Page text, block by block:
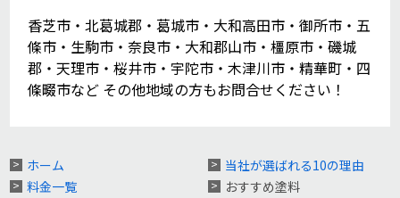
香芝市・北葛城郡・葛城市・大和高田市・御所市・五
條市・生駒市・奈良市・大和郡山市・橿原市・磯城
郡・天理市・桜井市・宇陀市・木津川市・精華町・四
條畷市など その他地域の方もお問合せください！
ホーム
料金一覧
当社が選ばれる10の理由
おすすめ塗料